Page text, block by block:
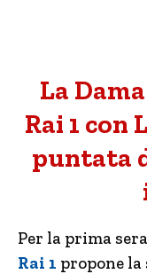
La
Rai 1 con
puntata
Per la prima
Rai 1 propone